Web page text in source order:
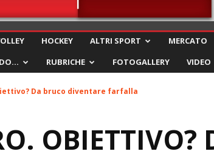
HOCKEY ALTRI SPORT
MERCATO
RUBRICHE FOTOGALLERY VIDEO
Da bruco diventare farfalla
OBIETTIVO?